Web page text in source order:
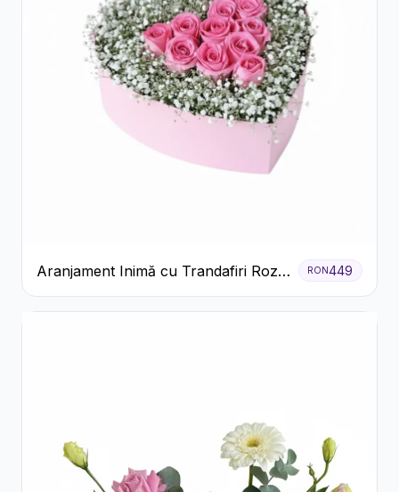
Aranjament Inimă cu Trandafiri Roz
și Gypsophila Albă
RON449